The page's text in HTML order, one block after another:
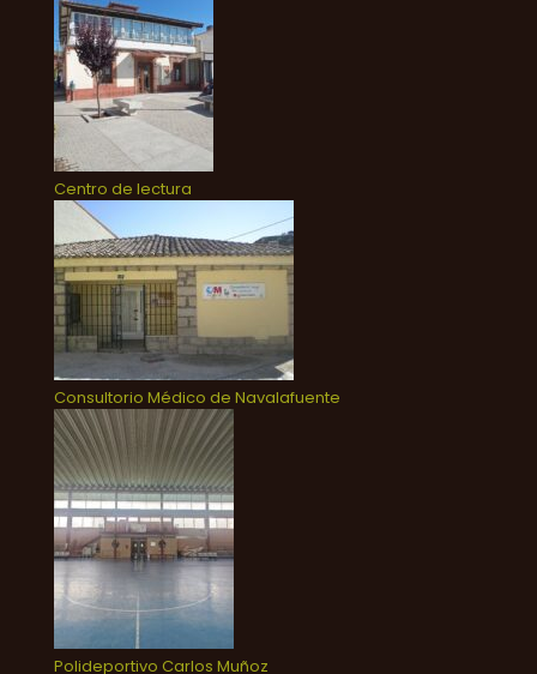
Centro de lectura
Consultorio Médico de Navalafuente
Polideportivo Carlos Muñoz